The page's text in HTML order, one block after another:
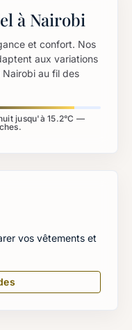
à Nairobi
et confort. Nos
aux variations
au fil des
jusqu'à 15.2°C —
vos vêtements et